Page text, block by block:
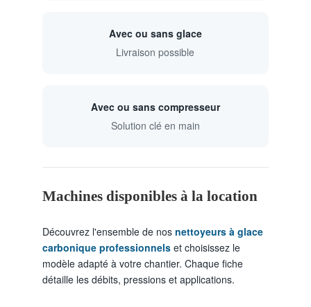
Avec ou sans glace
Livraison possible
Avec ou sans compresseur
Solution clé en main
Machines disponibles à la location
Découvrez l'ensemble de nos nettoyeurs à glace
carbonique professionnelset choisissez le
modèle adapté à votre chantier. Chaque fiche
détaille les débits, pressions et applications.